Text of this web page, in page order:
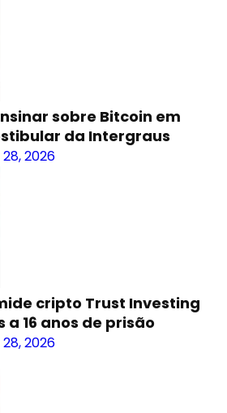
sobre Bitcoin em
da Intergraus
2026
cripto Trust Investing
16 anos de prisão
2026